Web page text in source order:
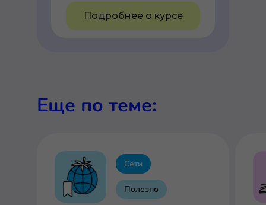
Подробнее о курсе
Еще по теме:
Сети
Полезно